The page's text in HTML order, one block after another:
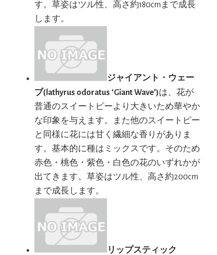
す。草姿はツル性、高さ約180cmまで成長
します。
ジャイアント・ウェー
ブ(lathyrus odoratus ‘Giant Wave’)は、花が
普通のスイートピーより大きいため華やか
な印象を与えます。また他のスイートピー
と同様に花には甘く繊細な香りがありま
す。基本的に種はミックスです。そのため
赤色・桃色・紫色・白色の花のいずれかが
出てきます。草姿はツル性、高さ約200cm
まで成長します。
リップスティック